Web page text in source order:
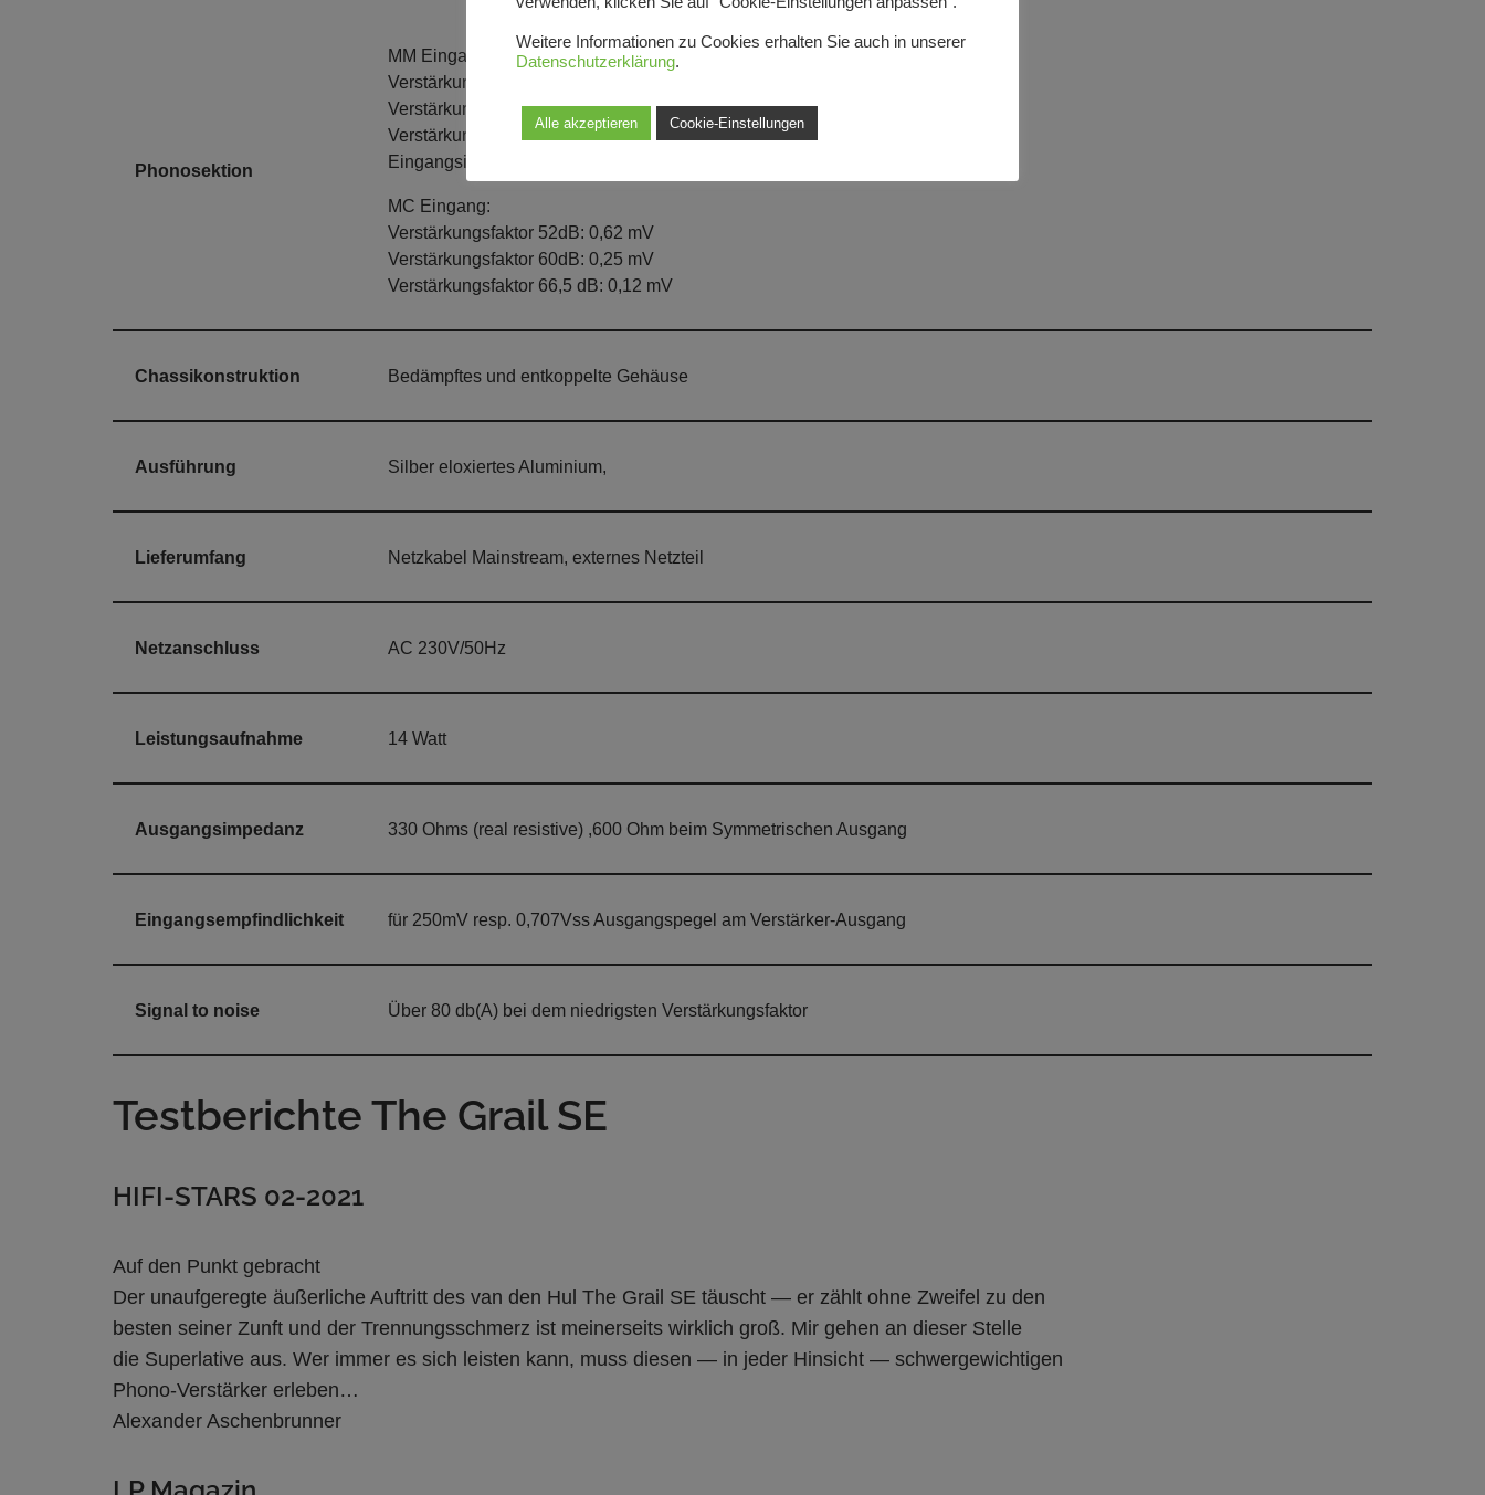
Phonosektion
MM Eingang:
Verstärkungsfaktor 32dB: 6,2 mV
Verstärkungsfaktor 40dB: 2,5 mV
Verstärkungsfaktor 46,5 dB: 1,2 mV
Eingangsimpedanz: 47KOhm / 50pF
MC Eingang:
Verstärkungsfaktor 52dB: 0,62 mV
Verstärkungsfaktor 60dB: 0,25 mV
Verstärkungsfaktor 66,5 dB: 0,12 mV
Chassikonstruktion Bedämpftes und entkoppelte Gehäuse
Ausführung Silber eloxiertes Aluminium,
Lieferumfang Netzkabel Mainstream, externes Netzteil
Netzanschluss AC 230V/50Hz
Leistungsaufnahme 14 Watt
Ausgangsimpedanz 330 Ohms (real resistive) ,600 Ohm beim Symmetrischen Ausgang
Eingangsempfindlichkeit für 250mV resp. 0,707Vss Ausgangspegel am Verstärker-Ausgang
Signal to noise Über 80 db(A) bei dem niedrigsten Verstärkungsfaktor
Testberichte The Grail SE
HIFI-STARS 02-2021
Auf den Punkt gebracht
Der unaufgeregte äußerliche Auftritt des van den Hul The Grail SE täuscht — er zählt ohne Zweifel zu den
besten seiner Zunft und der Trennungsschmerz ist meinerseits wirklich groß. Mir gehen an dieser Stelle
die Superlative aus. Wer immer es sich leisten kann, muss diesen — in jeder Hinsicht — schwergewichtigen
Phono-Verstärker erleben…
Alexander Aschenbrunner
Weitere Informationen zu Cookies erhalten Sie auch in unserer
Datenschutzerklärung.
Alle akzeptieren Cookie-Einstellungen